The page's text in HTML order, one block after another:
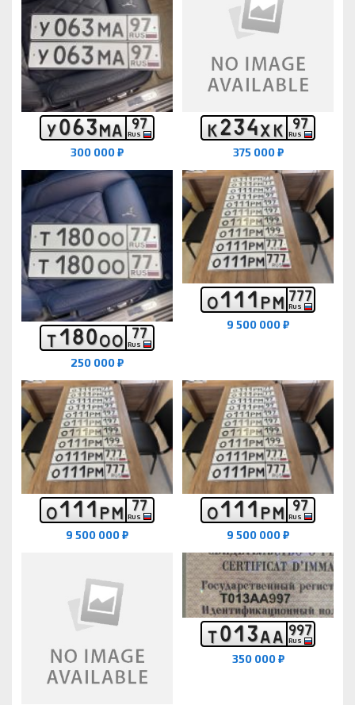
У063МА 97
RUS
300 000 ₽
К234ХК 97
RUS
375 000 ₽
Т180ОО 77
RUS
250 000 ₽
О111РМ 777
RUS
9 500 000 ₽
О111РМ 77
RUS
9 500 000 ₽
О111РМ 97
RUS
9 500 000 ₽
Т013АА 997
RUS
350 000 ₽